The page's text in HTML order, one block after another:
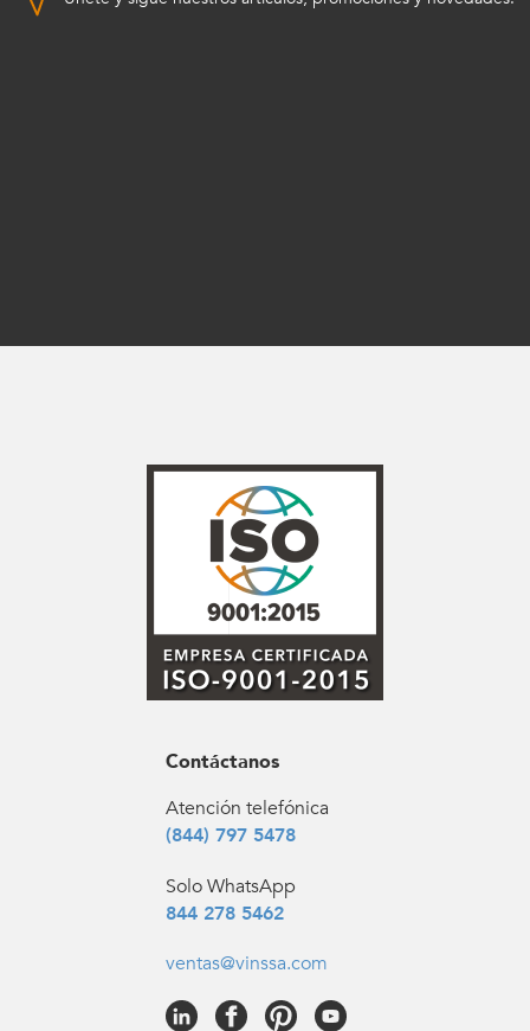
Contáctanos
Atención telefónica
(844) 797 5478
Solo WhatsApp
844 278 5462
ventas@vinssa.com